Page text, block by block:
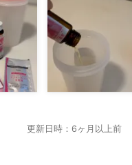
更新日時：6ヶ月以上前